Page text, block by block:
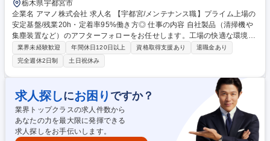
栃木県宇都宮市
企業名 アマノ株式会社 求人名 【宇都宮/メンテナンス職】プライム上場の
安定基盤/残業20h・定着率95%働き方◎ 仕事の内容 自社製品（清掃機や
集塵装置など）のアフターフォローをお任せします。工場の快適な環境を
守るため、点検や修理、部品発注などを通じてお客様をサポート。1日4～
5件ほどを巡回し、じっくり技術と向き合える仕事 【商材】工場の空気を
清浄にする集塵機、大規模施設への清掃機など 【詳細】■担当エリアの顧
客を訪問し、機器の点検・修理・メンテナンスを実施 ■作業報告書の作
成、交換部品の見積作成・発注業務 ■新設備の設置に伴う施工管理業務の
サポート ■半年間の丁寧なOJT研修による製品知識の習得 ■顧客への状況
説明や改善提案などのコミュニケーション ※建物の改変を伴う実作業は無
し 募集職種 【宇都宮/メンテナンス職】プライム上場の安定基盤/残業20
h・定着率95%働き方◎
業界未経験歓迎 年間休日120日以上 資格取得支援あり
退職金あり
完全週休2日制
土日祝休み
求人探しにお困り ですか？
業界トップクラスの求人件数から
あなたの力を最大限に発揮できる
求人探しをお手伝いします。